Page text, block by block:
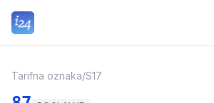
Tarifna oznaka/S17